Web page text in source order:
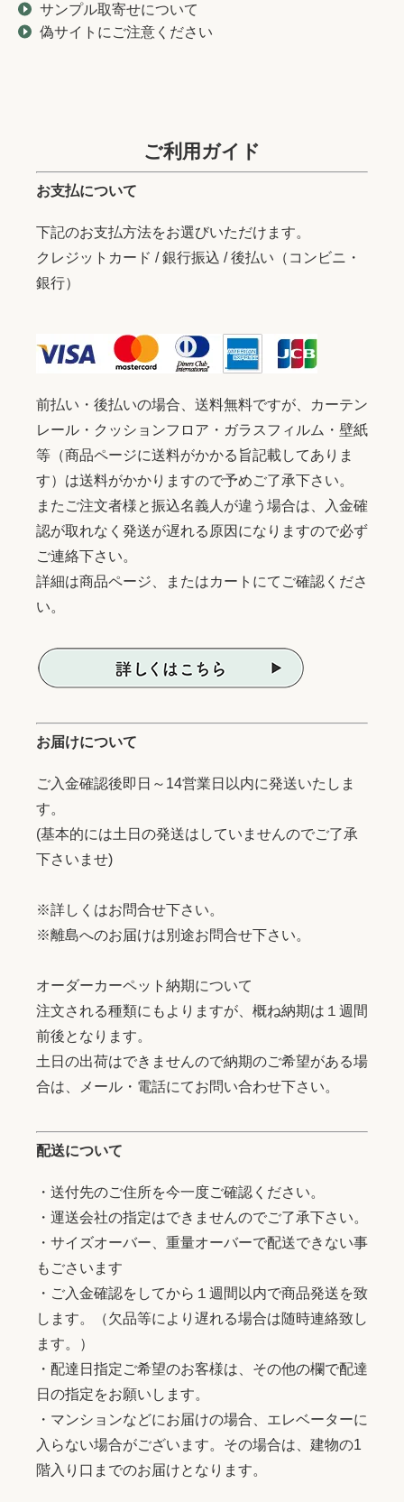
サンプル取寄せについて
偽サイトにご注意ください
ご利用ガイド
お支払について
下記のお支払方法をお選びいただけます。
クレジットカード / 銀行振込 / 後払い（コンビニ・
銀行）
前払い・後払いの場合、送料無料ですが、カーテン
レール・クッションフロア・ガラスフィルム・壁紙
等（商品ページに送料がかかる旨記載してありま
す）は送料がかかりますので予めご了承下さい。
またご注文者様と振込名義人が違う場合は、入金確
認が取れなく発送が遅れる原因になりますので必ず
ご連絡下さい。
詳細は商品ページ、またはカートにてご確認くださ
い。
お届けについて
ご入金確認後即日～14営業日以内に発送いたしま
す。
(基本的には土日の発送はしていませんのでご了承
下さいませ)
※詳しくはお問合せ下さい。
※離島へのお届けは別途お問合せ下さい。
オーダーカーペット納期について
注文される種類にもよりますが、概ね納期は１週間
前後となります。
土日の出荷はできませんので納期のご希望がある場
合は、メール・電話にてお問い合わせ下さい。
配送について
・送付先のご住所を今一度ご確認ください。
・運送会社の指定はできませんのでご了承下さい。
・サイズオーバー、重量オーバーで配送できない事
もごさいます
・ご入金確認をしてから１週間以内で商品発送を致
します。（欠品等により遅れる場合は随時連絡致し
ます。）
・配達日指定ご希望のお客様は、その他の欄で配達
日の指定をお願いします。
・マンションなどにお届けの場合、エレベーターに
入らない場合がございます。その場合は、建物の1
階入り口までのお届けとなります。